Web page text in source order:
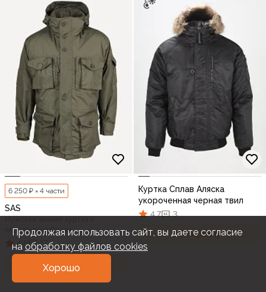
6 250 ₽ × 4 части
SAS
подстежкой Сплав
4,6 17
В корзину
Куртка Сплав Аляска
укороченная черная твил
4,7
3
В корзину
Продолжая использовать сайт, вы даете согласие
на обработку файлов cookies
Хорошо